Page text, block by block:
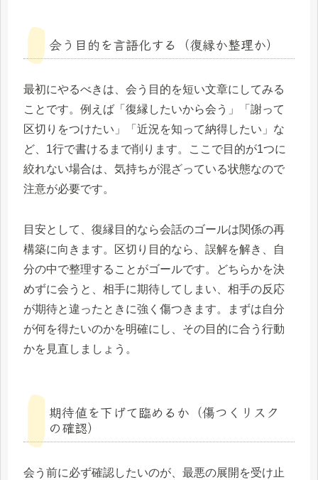
会う目的を言語化する（復縁か整理か）
最初にやるべきは、会う目的を短い文章にしてみる
ことです。例えば「復縁したいから会う」「謝って
区切りをつけたい」「近況を知って納得したい」な
ど、1行で書けるまで削ります。ここで目的が1つに
絞れない場合は、気持ちが混ざっている状態なので
注意が必要です。
目安として、復縁目的なら会話のゴールは関係の再
構築に向きます。区切り目的なら、誤解を解き、自
分の中で整理することがゴールです。どちらかを決
めずに会うと、相手に期待してしまい、相手の反応
が期待と違ったときに強く傷つきます。まずは自分
が何を得たいのかを明確にし、その目的に合う行動
かを見直しましょう。
期待値を下げて臨めるか（傷つくリスク
の確認）
会う前に必ず確認したいのが、最悪の展開を受け止